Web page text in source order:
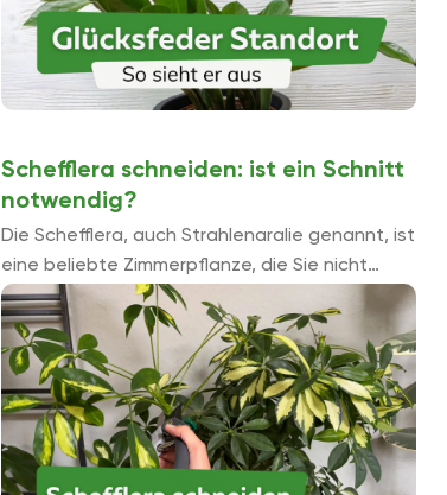
Schefflera schneiden: ist ein Schnitt
notwendig?
Die Schefflera, auch Strahlenaralie genannt, ist
eine beliebte Zimmerpflanze, die Sie nicht
unbedingt schneiden müssen. Lediglich ein
Formschnitt ist möglich, wenn die Pflanze zu
groß wird.